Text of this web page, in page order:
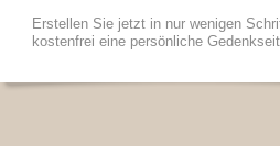
Erstellen Sie jetzt in nur wenigen
kostenfrei eine persönliche